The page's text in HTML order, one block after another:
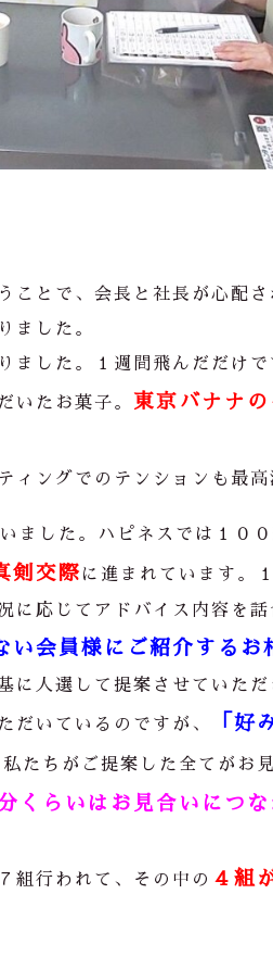
ことで、会長と社長が心配
ました。
ました。１週間飛んだだけで
いたお菓子。 東京バナナ
ィングでのテンションも最高
ました。ハピネスでは１０
剣交際 に進まれています。
に応じてアドバイス内容を話
い会員様にご紹介するお
に人選して提案させていただ
だいているのですが、 「好
私たちがご提案した全てがお
くらいはお見合いにつ
組行われて、その中の ４組